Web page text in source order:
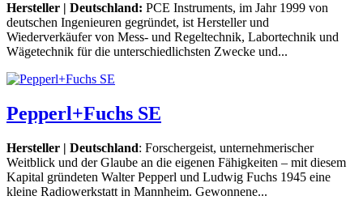
Hersteller | Deutschland: PCE Instruments, im Jahr 1999 von
deutschen Ingenieuren gegründet, ist Hersteller und
Wiederverkäufer von Mess- und Regeltechnik, Labortechnik und
Wägetechnik für die unterschiedlichsten Zwecke und...
Pepperl+Fuchs SE
Hersteller | Deutschland: Forschergeist, unternehmerischer
Weitblick und der Glaube an die eigenen Fähigkeiten – mit diesem
Kapital gründeten Walter Pepperl und Ludwig Fuchs 1945 eine
kleine Radiowerkstatt in Mannheim. Gewonnene...